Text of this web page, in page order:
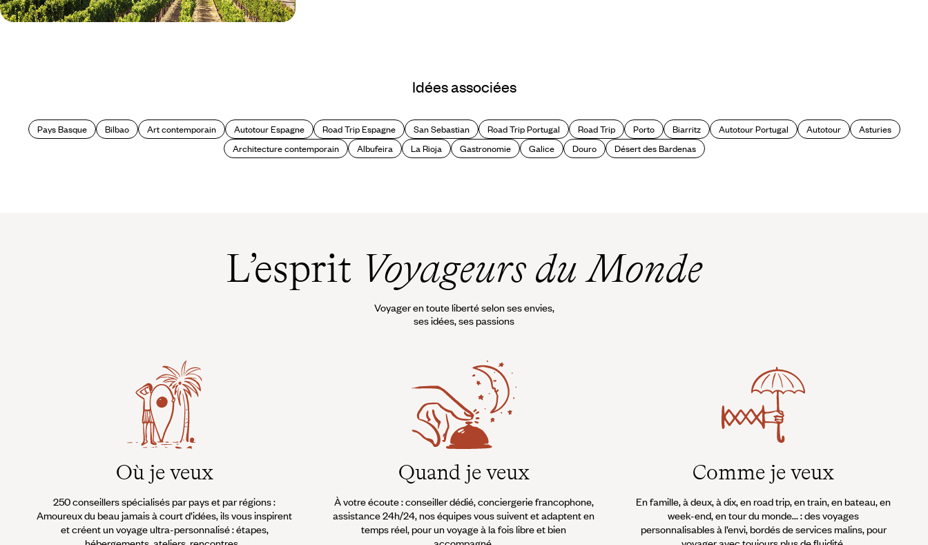
Idées associées
Pays Basque Bilbao Art contemporain Autotour Espagne Road Trip Espagne San Sebastian Road Trip Portugal Road Trip Porto Biarritz Autotour Portugal Autotour
Asturies
Architecture contemporain
Albufeira La Rioja Gastronomie Galice Douro Désert des Bardenas
L’esprit Voyageurs du Monde
Voyager en toute liberté selon ses envies,
ses idées, ses passions
Où je veux
250 conseillers spécialisés par pays et par régions :
Amoureux du beau jamais à court d’idées, ils vous inspirent
et créent un voyage ultra-personnalisé : étapes,
Quand je veux
À votre écoute : conseiller dédié, conciergerie francophone,
assistance 24h/24, nos équipes vous suivent et adaptent en
temps réel, pour un voyage à la fois libre et bien
Comme je veux
En famille, à deux, à dix, en road trip, en train, en bateau, en
week-end, en tour du monde... : des voyages
personnalisables à l’envi, bordés de services malins, pour